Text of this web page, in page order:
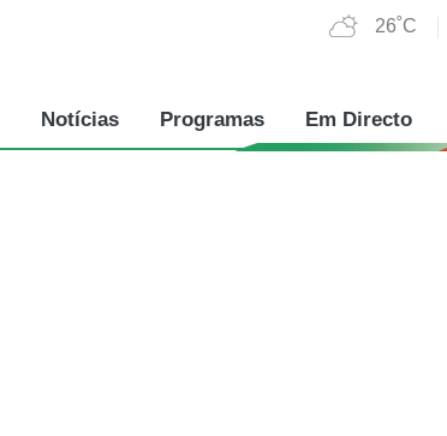
26˚C
Notícias Programas Em Directo